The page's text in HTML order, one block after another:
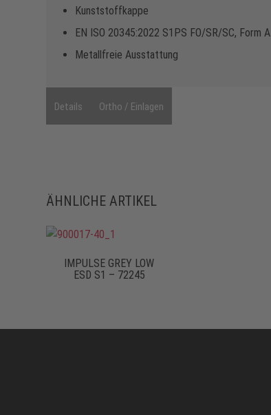
Kunststoffkappe
EN ISO 20345:2022 S1PS FO/SR/SC, Form A
Metallfreie Ausstattung
Details Ortho / Einlagen
ÄHNLICHE ARTIKEL
IMPULSE GREY LOW
ESD S1 – 72245